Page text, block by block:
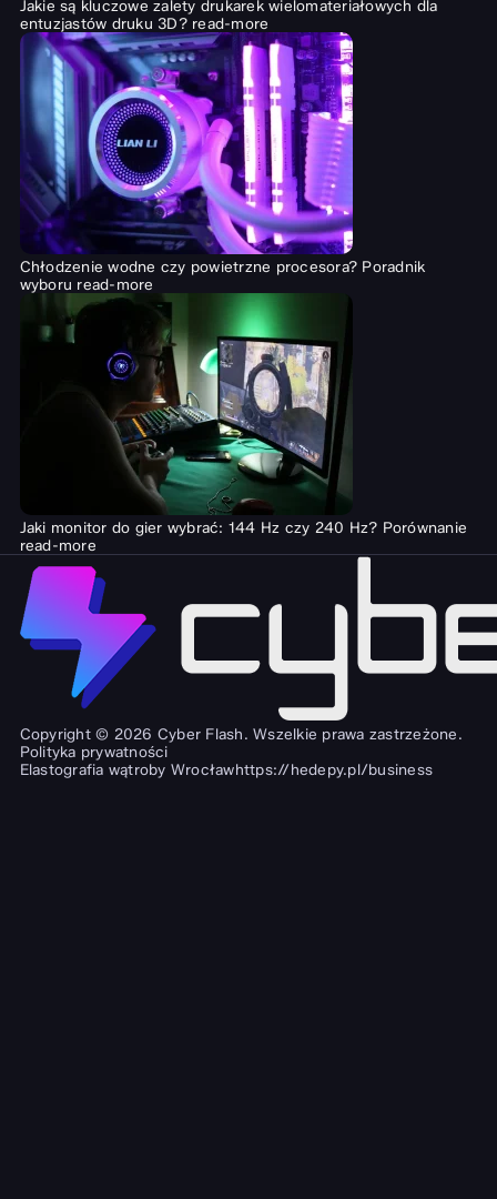
Jakie są kluczowe zalety drukarek wielomateriałowych dla
entuzjastów druku 3D? read-more
Chłodzenie wodne czy powietrzne procesora? Poradnik
wyboru read-more
Jaki monitor do gier wybrać: 144 Hz czy 240 Hz? Porównanie
read-more
Copyright © 2026 Cyber Flash. Wszelkie prawa zastrzeżone.
Polityka prywatności
Elastografia wątroby Wrocławhttps://hedepy.pl/business